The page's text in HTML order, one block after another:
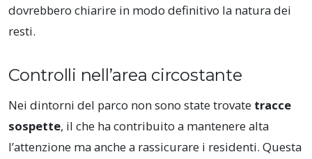
dovrebbero chiarire in modo definitivo la natura dei
resti.
Controlli nell’area circostante
Nei dintorni del parco non sono state trovate tracce
sospette, il che ha contribuito a mantenere alta
l’attenzione ma anche a rassicurare i residenti. Questa